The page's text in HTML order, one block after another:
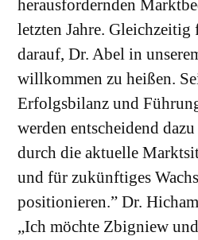
herausfordernden
letzten Jahre. Gleichzeitig
darauf, Dr. Abel in
willkommen zu heißen.
Erfolgsbilanz und
werden entscheidend
durch die aktuelle
und für zukünftiges
positionieren.” Dr.
„Ich möchte Zbigniew